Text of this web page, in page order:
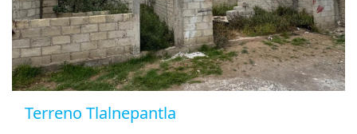
Terreno Tlalnepantla